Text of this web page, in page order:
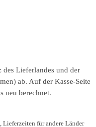
des Lieferlandes und der
ab. Auf der Kasse-Seite
neu berechnet.
für andere Länder